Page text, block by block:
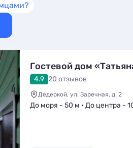
Гостевой дом
4.9 20 отзывов
Дедеркой, ул. Заречная, д. 2
До моря - 50 м • До центра -